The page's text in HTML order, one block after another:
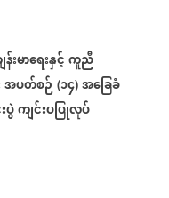
းမာရေးနှင့်ကူညီ
အပတ်စဉ် (၁၄) အခြေခံ
ပွဲကျင်းပပြုလုပ်